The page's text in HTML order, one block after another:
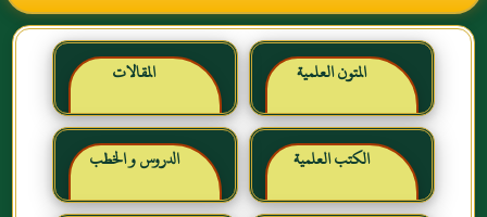
المتون العلمية المقالات
الكتب العلمية الدروس و الخطب